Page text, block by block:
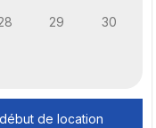
29 30
de location